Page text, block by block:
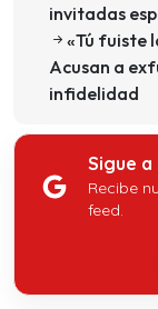
invitadas
«Tú fuiste
Acusan a
infidelidad
Sigue
Recibe
feed.